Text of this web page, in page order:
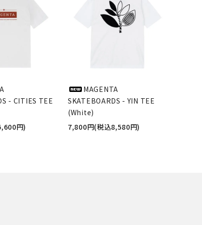
- CITIES TEE
円)
MAGENTA
SKATEBOARDS - YIN TEE
(White)
7,800円(税込8,580円)